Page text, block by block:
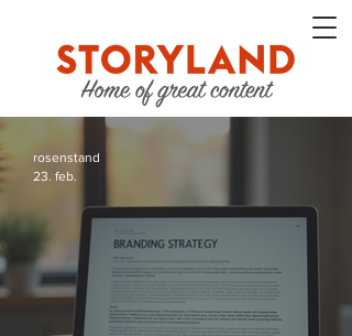
rosenstand
23. feb.